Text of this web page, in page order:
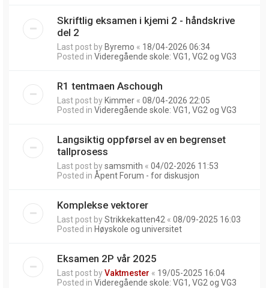
Skriftlig eksamen i kjemi 2 - håndskrive
del 2
Last post by Byremo « 18/04-2026 06:34
Posted in Videregående skole: VG1, VG2 og VG3
R1 tentmaen Aschough
Last post by Kimmer « 08/04-2026 22:05
Posted in Videregående skole: VG1, VG2 og VG3
Langsiktig oppførsel av en begrenset
tallprosess
Last post bysamsmith « 04/02-2026 11:53
Posted in Åpent Forum - for diskusjon
Komplekse vektorer
Last post byStrikkekatten42 « 08/09-2025 16:03
Posted in Høyskole og universitet
Eksamen 2P vår 2025
Last post byVaktmester « 19/05-2025 16:04
Posted in Videregående skole: VG1, VG2 og VG3